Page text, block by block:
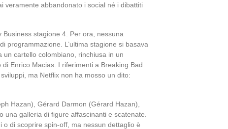
veramente abbandonato i social né i dibattiti
stagione 4. Per ora, nessuna
programmazione. L’ultima stagione si basava
cartello colombiano, rinchiusa in un
Enrico Macias. I riferimenti a Breaking Bad
ma Netflix non ha mosso un dito:
Hazan), Gérard Darmon (Gérard Hazan),
galleria di figure affascinanti e scatenate.
di scoprire spin-off, ma nessun dettaglio è